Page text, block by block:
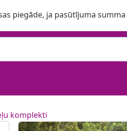
piegāde, ja pasūtījuma
komplekti